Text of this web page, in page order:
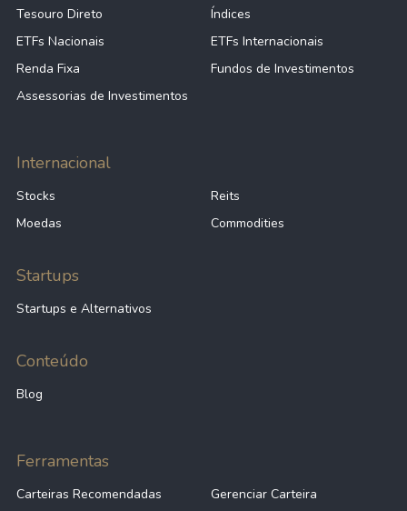
Tesouro Direto
Índices
ETFs Nacionais
ETFs Internacionais
Renda Fixa
Fundos de Investimentos
Assessorias de Investimentos
Internacional
Stocks
Reits
Moedas
Commodities
Startups
Startups e Alternativos
Conteúdo
Blog
Ferramentas
Carteiras Recomendadas
Gerenciar Carteira